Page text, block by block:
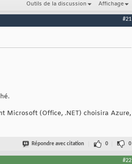
Outils de la discussion Affichage
#21
Microsoft (Office, .NET) choisira Azure,
Répondre avec citation 0 0
#22